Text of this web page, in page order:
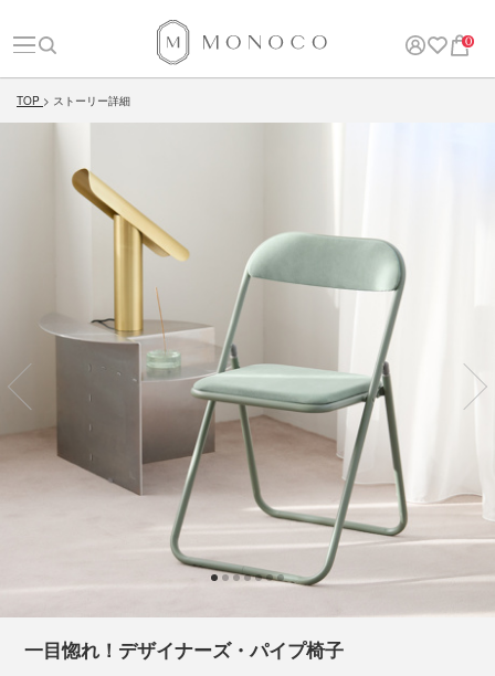
0
TOP ストーリー詳細
一目惚れ！デザイナーズ・パイプ椅子